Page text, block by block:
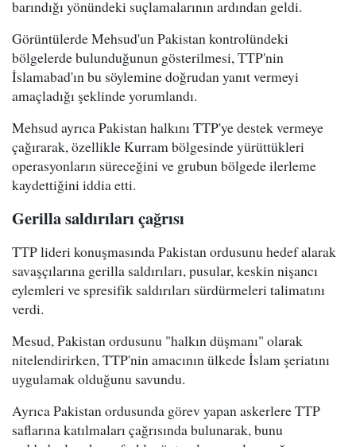
barındığı yönündeki suçlamalarının ardından geldi.
Görüntülerde Mehsud'un Pakistan kontrolündeki
bölgelerde bulunduğunun gösterilmesi, TTP'nin
İslamabad'ın bu söylemine doğrudan yanıt vermeyi
amaçladığı şeklinde yorumlandı.
Mehsud ayrıca Pakistan halkını TTP'ye destek vermeye
çağırarak, özellikle Kurram bölgesinde yürüttükleri
operasyonların süreceğini ve grubun bölgede ilerleme
kaydettiğini iddia etti.
Gerilla saldırıları çağrısı
TTP lideri konuşmasında Pakistan ordusunu hedef alarak
savaşçılarına gerilla saldırıları, pusular, keskin nişancı
eylemleri ve spresifik saldırıları sürdürmeleri talimatını
verdi.
Mesud, Pakistan ordusunu "halkın düşmanı" olarak
nitelendirirken, TTP'nin amacının ülkede İslam şeriatını
uygulamak olduğunu savundu.
Ayrıca Pakistan ordusunda görev yapan askerlere TTP
saflarına katılmaları çağrısında bulunarak, bunu